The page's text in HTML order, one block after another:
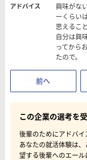
アドバイス
興味がな
ーくらい
思えるこ
自分は興
ってから
たので。
前へ
この企業の選考を
後輩のためにアドバ
あなたの就活体験は
望する後輩へのエール